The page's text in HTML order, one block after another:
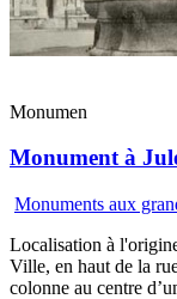
Monumen
Monument à
Monuments aux
Localisation à
Ville, en haut de la
colonne au centre